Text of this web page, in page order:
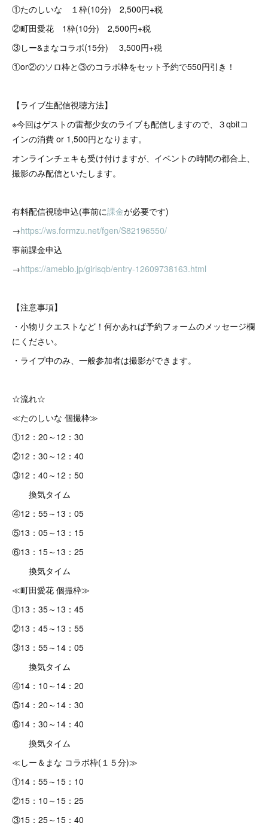
①たのしいな １枠(10分) 2,500円+税
②町田愛花 1枠(10分) 2,500円+税
③しー&まなコラボ(15分) 3,500円+税
①or②のソロ枠と③のコラボ枠をセット予約で550円引き！
【ライブ生配信視聴方法】
※今回はゲストの雷都少女のライブも配信しますので、３qbitコ
インの消費 or 1,500円となります。
オンラインチェキも受け付けますが、イベントの時間の都合上、
撮影のみ配信といたします。
有料配信視聴申込(事前に課金が必要です)
→https://ws.formzu.net/fgen/S82196550/
事前課金申込
→https://ameblo.jp/girlsqb/entry-12609738163.html
【注意事項】
・小物リクエストなど！何かあれば予約フォームのメッセージ欄
にください。
・ライブ中のみ、一般参加者は撮影ができます。
☆流れ☆
≪たのしいな 個撮枠≫
①12：20～12：30
②12：30～12：40
③12：40～12：50
換気タイム
④12：55～13：05
⑤13：05～13：15
⑥13：15～13：25
換気タイム
≪町田愛花 個撮枠≫
①13：35～13：45
②13：45～13：55
③13：55～14：05
換気タイム
④14：10～14：20
⑤14：20～14：30
⑥14：30～14：40
換気タイム
≪しー＆まな コラボ枠(１５分)≫
①14：55～15：10
②15：10～15：25
③15：25～15：40